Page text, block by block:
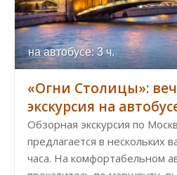
на автобусе: 3 ч.
«Огни Столицы»:
экскурсия на
Обзорная экскурсия по
предлагается в нескольких
часа. На комфортабельном